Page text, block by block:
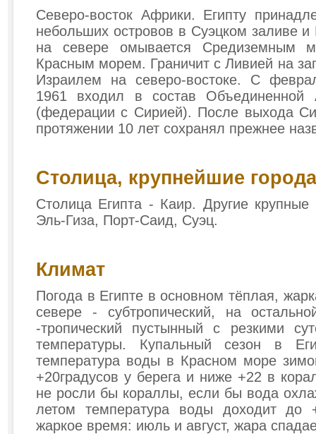
Северо-восток Африки. Египту
небольших островов в Суэцком заливе
на севере омывается Средиземным
Красным морем. Граничит с Ливией на
Израилем на северо-востоке. С
1961 входил в состав Объединенной
(федерации с Сирией). После выхода
протяжении 10 лет сохранял прежнее
Столица, крупнейшие города
Столица Египта - Каир. Другие крупные
Эль-Гиза, Порт-Саид, Суэц.
Климат
Погода в Египте в основном тёплая,
севере - субтропический, на
-тропический пустынный с резкими
температуры. Купальный сезон в
температура воды в Красном море
+20градусов у берега и ниже +22 в
не росли бы кораллы, если бы вода
летом температура воды доходит до
жаркое время: июль и август, жара